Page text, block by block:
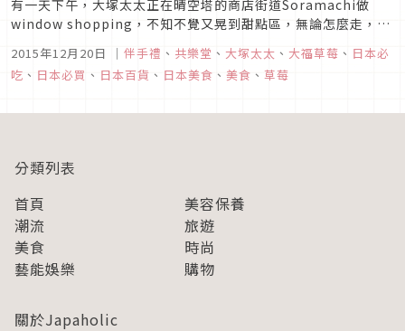
有一天下午，大塚太太正在晴空塔的商店街道Soramachi做
window shopping，不知不覺又晃到甜點區，無論怎麼走，一
引，最後乾脆直接站在店鋪前直視，因為他們草莓大福上的那顆
草莓實在是太大顆了！
2015年12月20日 ｜ 伴手禮 、 共樂堂 、 大塚太太 、 大福草莓 、 日本必
吃 、 日本必買 、 日本百貨 、 日本美食 、 美食 、 草莓
分類列表
首頁
美容保養
潮流
旅遊
美食
時尚
藝能娛樂
購物
關於Japaholic